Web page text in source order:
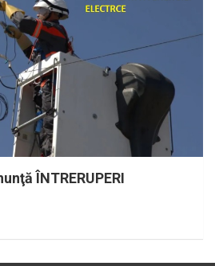
ÎNTRERUPERI